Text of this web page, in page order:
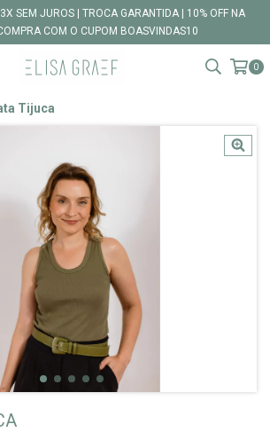
SEM JUROS | TROCA GARANTIDA | 10% OFF NA
COM O CUPOM BOASVINDAS10
0
Tijuca